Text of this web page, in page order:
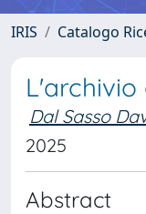
IRIS Catalogo
L'archivio
Dal Sasso
2025
Abstract